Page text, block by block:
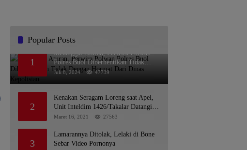
Popular Posts
1
Melanggar Aturan, Perwira Polwan
Polres Buol Diberhentikan Tidak
Dengan Hormat Dari Dinas Kepolisian
Juli 8, 2024 47739
2
Kenakan Seragam Loreng saat Apel,
Unit Inteldim 1426/Takalar Datangi
Kediaman Kasatpol PP
Maret 16, 2021 27563
3
Lamarannya Ditolak, Lelaki di Bone
Sebar Video Pornonya